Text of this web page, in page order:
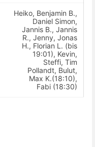
Heiko, Benjamin B.,
Daniel Simon,
Jannis B., Jannis
R., Jenny, Jonas
H., Florian L. (bis
19:01), Kevin,
Steffi, Tim
Pollandt, Bulut,
Max K.(18:10),
Fabi (18:30)